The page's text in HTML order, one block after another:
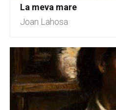
La meva mare
Joan Lahosa